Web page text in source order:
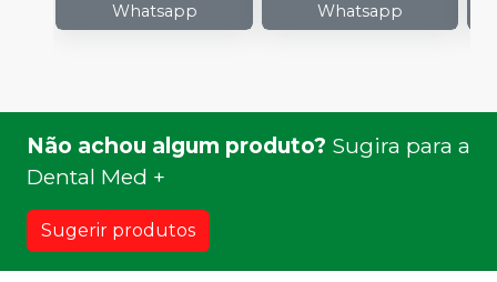
Whatsapp
Whatsapp
Não achou algum produto? Sugira para a
Dental Med +
Sugerir produtos